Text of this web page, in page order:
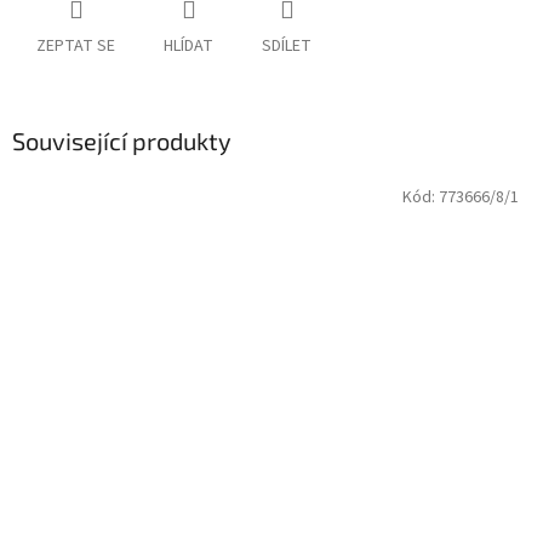
ZEPTAT SE HLÍDAT SDÍLET
Související produkty
Kód: 773666/8/1